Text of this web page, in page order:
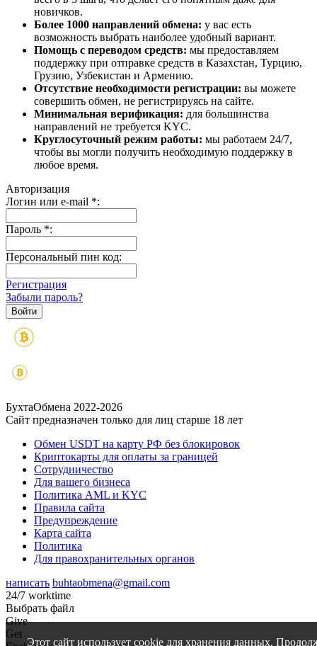
новичков.
Более 1000 направлений обмена: у вас есть
возможность выбрать наиболее удобный вариант.
Помощь с переводом средств: мы предоставляем
поддержку при отправке средств в Казахстан, Турцию,
Грузию, Узбекистан и Армению.
Отсутствие необходимости регистрации: вы можете
совершить обмен, не регистрируясь на сайте.
Минимальная верификация: для большинства
направлений не требуется KYC.
Круглосуточный режим работы: мы работаем 24/7,
чтобы вы могли получить необходимую поддержку в
любое время.
Авторизация
Логин или e-mail *:
Пароль *:
Персональный пин код:
Регистрация
Забыли пароль?
БухтаОбмена 2022-2026
Сайт предназначен только для лиц старше 18 лет
Обмен USDT на карту РФ без блокировок
Криптокарты для оплаты за границей
Сотрудничество
Для вашего бизнеса
Политика AML и KYC
Правила сайта
Предупреждение
Карта сайта
Политика
Для правохранительных органов
написать buhtaobmena@gmail.com
24/7 worktime
Выбрать файл
Give
Get
Этот сайт использует cookie для хранения данных.